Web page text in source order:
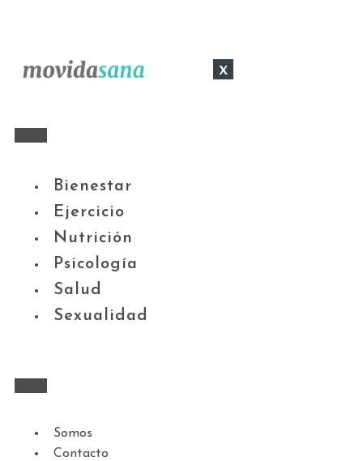
x
Bienestar
Ejercicio
Nutrición
Psicología
Salud
Sexualidad
Somos
Contacto